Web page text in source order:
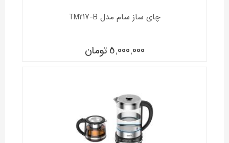
چای ساز سام مدل TM217-B
5,000,000 تومان